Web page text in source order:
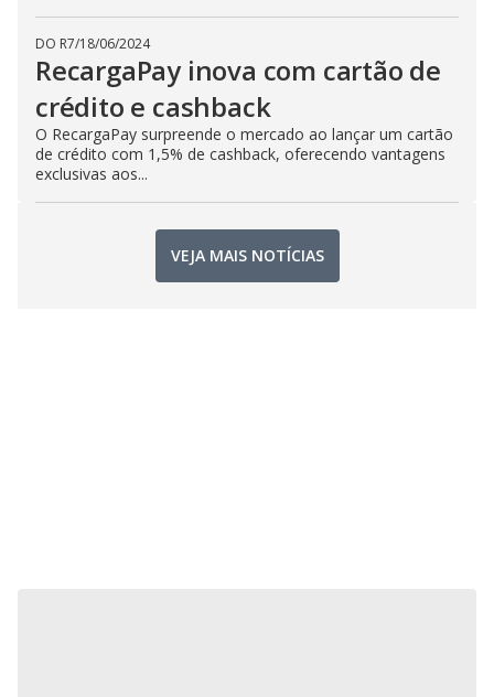
DO R7/18/06/2024
RecargaPay inova com cartão de
crédito e cashback
O RecargaPay surpreende o mercado ao lançar um cartão
de crédito com 1,5% de cashback, oferecendo vantagens
exclusivas aos...
VEJA MAIS NOTÍCIAS